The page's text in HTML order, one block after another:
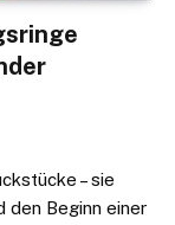
– sie
den Beginn einer